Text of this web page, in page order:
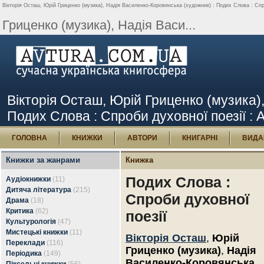
Вікторія Осташ, Юрій Гриценко (музика), Надія Василенко-Коровянська (художник) : Подих Слова :
Гриценко (музика), Надія Васи...
Вікторія Осташ, Юрій Гриценко
Подих Слова : Спроби духовної поезії :
ГОЛОВНА КНИЖКИ АВТОРИ КНИГАРНІ
Книжки за жанрами
Аудіокнижки (11)
Дитяча література (215)
Драма (18)
Критика (62)
Культурологія (47)
Мистецькі книжки (11)
Переклади (116)
Періодика (149)
Книжка
Подих Слова :
Спроби духовної
поезії
Вікторія Осташ, Юрій
Гриценко (музика), Надія